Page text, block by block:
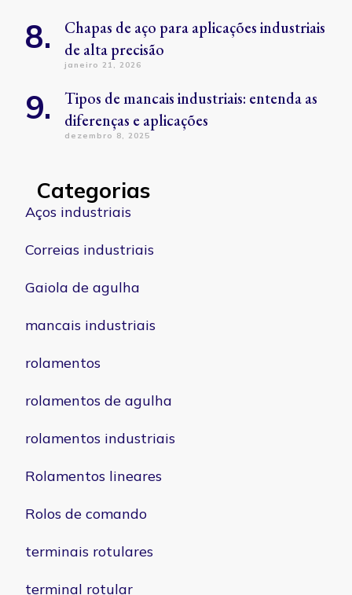
Chapas de aço para aplicações industriais
de alta precisão
janeiro 21, 2026
Tipos de mancais industriais: entenda as
diferenças e aplicações
dezembro 8, 2025
Categorias
Aços industriais
Correias industriais
Gaiola de agulha
mancais industriais
rolamentos
rolamentos de agulha
rolamentos industriais
Rolamentos lineares
Rolos de comando
terminais rotulares
terminal rotular